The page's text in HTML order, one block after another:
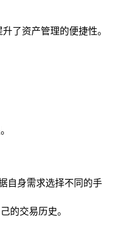
了资产管理的便捷性。
自身需求选择不同的手
的交易历史。